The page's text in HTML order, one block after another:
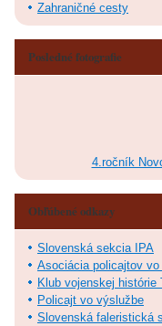
Zahraničné cesty
Posledné fotografie
4.ročník
Obľúbené odkazy
Slovenská sekcia IPA
Asociácia policajtov
Klub vojenskej histórie
Policajt vo výslužbe
Slovenská faleristická